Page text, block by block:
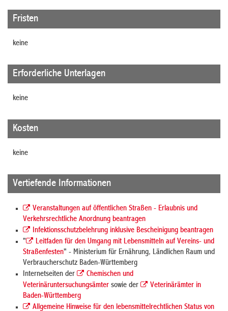
Fristen
keine
Erforderliche Unterlagen
keine
Kosten
keine
Vertiefende Informationen
Veranstaltungen auf öffentlichen Straßen - Erlaubnis und
Verkehrsrechtliche Anordnung beantragen
Infektionsschutzbelehrung inklusive Bescheinigung beantragen
"
Leitfaden für den Umgang mit Lebensmitteln auf Vereins- und
Straßenfesten" - Ministerium für Ernährung, Ländlichen Raum und
Verbraucherschutz Baden-Württemberg
Internetseiten der
Chemischen und
Veterinäruntersuchungsämter sowie der
Veterinärämter in
Baden-Württemberg
Allgemeine Hinweise für den lebensmittelrechtlichen Status von